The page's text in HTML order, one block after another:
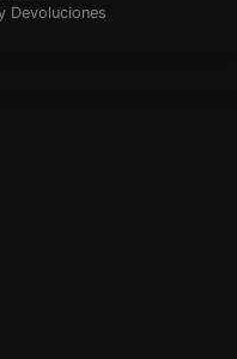
Devoluciones